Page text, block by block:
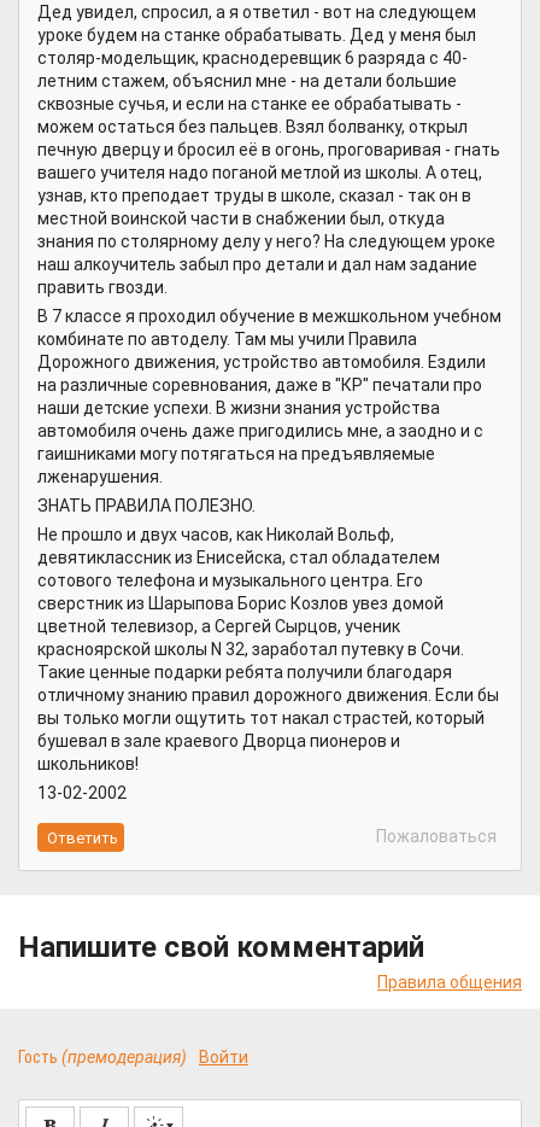
Дед увидел, спросил, а я ответил - вот на следующем
уроке будем на станке обрабатывать. Дед у меня был
столяр-модельщик, краснодеревщик 6 разряда с 40-
летним стажем, объяснил мне - на детали большие
сквозные сучья, и если на станке ее обрабатывать -
можем остаться без пальцев. Взял болванку, открыл
печную дверцу и бросил её в огонь, проговаривая - гнать
вашего учителя надо поганой метлой из школы. А отец,
узнав, кто преподает труды в школе, сказал - так он в
местной воинской части в снабжении был, откуда
знания по столярному делу у него? На следующем уроке
наш алкоучитель забыл про детали и дал нам задание
править гвозди.
В 7 классе я проходил обучение в межшкольном учебном
комбинате по автоделу. Там мы учили Правила
Дорожного движения, устройство автомобиля. Ездили
на различные соревнования, даже в "КР" печатали про
наши детские успехи. В жизни знания устройства
автомобиля очень даже пригодились мне, а заодно и с
гаишниками могу потягаться на предъявляемые
лженарушения.
ЗНАТЬ ПРАВИЛА ПОЛЕЗНО.
Не прошло и двух часов, как Николай Вольф,
девятиклассник из Енисейска, стал обладателем
сотового телефона и музыкального центра. Его
сверстник из Шарыпова Борис Козлов увез домой
цветной телевизор, а Сергей Сырцов, ученик
красноярской школы N 32, заработал путевку в Сочи.
Такие ценные подарки ребята получили благодаря
отличному знанию правил дорожного движения. Если бы
вы только могли ощутить тот накал страстей, который
бушевал в зале краевого Дворца пионеров и
школьников!
13-02-2002
Пожаловаться
Напишите свой комментарий
Правила общения
Гость (премодерация) Войти